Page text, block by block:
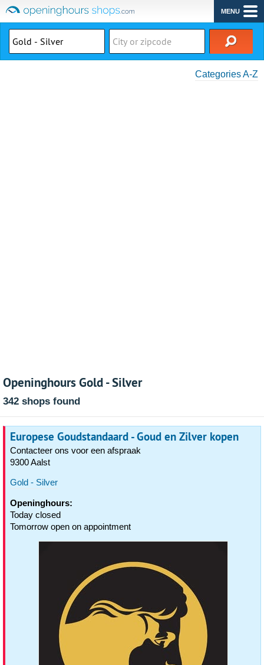
MENU
Categories A-Z
Openinghours Gold - Silver
342 shops found
Europese Goudstandaard - Goud en Zilver kopen
Contacteer ons voor een afspraak
9300 Aalst
Gold - Silver
Openinghours:
Today closed
Tomorrow open on appointment